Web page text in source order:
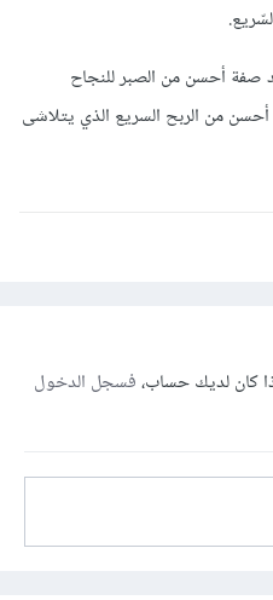
صفة أحسن من الصبر للنجاح
من الربح السريع الذي يتلاشى
كان لديك حساب،فسجل الدخول